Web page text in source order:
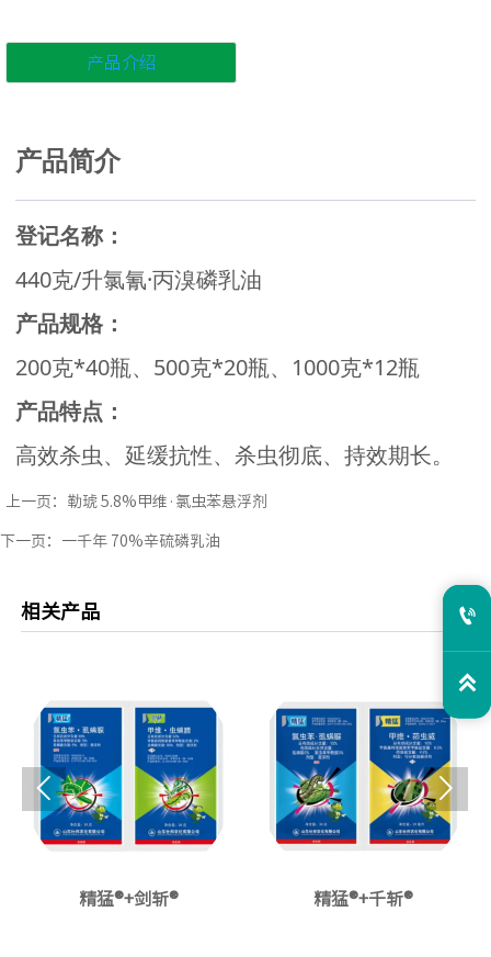
产品介绍
产品简介
登记名称：
440克/升氯氰·丙溴磷乳油
产品规格：
200克*40瓶、500克*20瓶、1000克*12瓶
产品特点：
高效杀虫、延缓抗性、杀虫彻底、持效期长。
上一页： 勒琥 5.8%甲维·氯虫苯悬浮剂
下一页： 一千年 70%辛硫磷乳油
相关产品
精猛®+剑斩® 精猛®+千斩®
 

